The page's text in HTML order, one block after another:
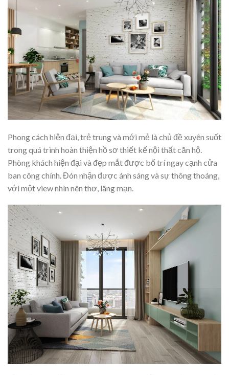
Phong cách hiện đại, trẻ trung và mới mẻ là chủ đề xuyên suốt
trong quá trình hoàn thiện hồ sơ thiết kế nội thất căn hộ.
Phòng khách hiện đại và đẹp mắt được bố trí ngay cạnh cửa
ban công chính. Đón nhận được ánh sáng và sự thông thoáng,
với một view nhìn nên thơ, lãng mạn.